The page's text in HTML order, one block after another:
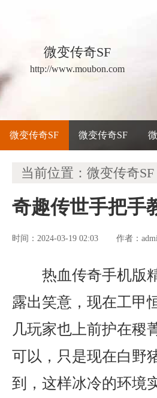
微变传奇SF
http://www.moubon.com
微变传奇SF 微变传奇SF
当前位置： 微变传奇SF
奇趣传世手把手
时间：2024-03-19 02:03 作者：
热血传奇手机版
露出笑意，现在工甲
几玩家也上前护在稷
可以，只是现在白野
到，这样冰冷的环境